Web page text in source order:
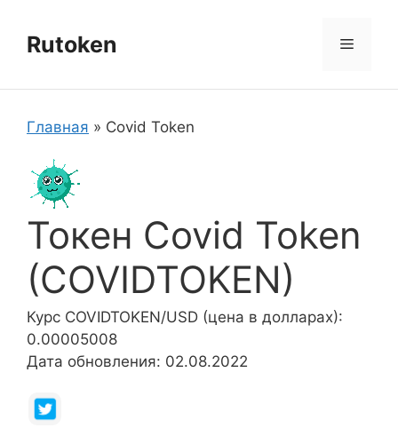
содержимому
Rutoken Меню
Главная » Covid Token
Токен Covid Token
(COVIDTOKEN)
Курс COVIDTOKEN/USD (цена в долларах):
0.00005008
Дата обновления: 02.08.2022